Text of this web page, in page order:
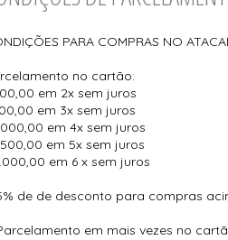
PARA COMPRAS NO
no cartão:
em 2x sem juros
em 3x sem juros
em 4x sem juros
em 5x sem juros
em 6 x sem juros
de de desconto para compras
em mais vezes no